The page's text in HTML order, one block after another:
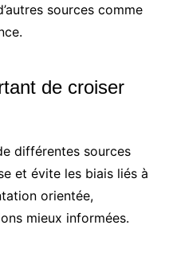
sources comme
de croiser
différentes sources
et évite les biais liés à
orientée,
mieux informées.